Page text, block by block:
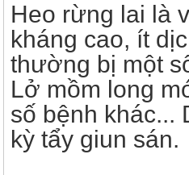
Heo rừng lai là
kháng cao, ít
thường bị một
Lở mồm long
số bệnh khác...
kỳ tẩy giun sán.